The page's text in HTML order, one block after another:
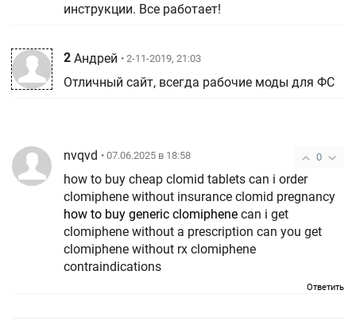
инструкции. Все работает!
2 Андрей • 2-11-2019, 21:03
Отличный сайт, всегда рабочие моды для ФС
0
nvqvd • 07.06.2025 в 18:58
how to buy cheap clomid tablets can i order
clomiphene without insurance clomid pregnancy
how to buy generic clomiphene can i get
clomiphene without a prescription can you get
clomiphene without rx clomiphene
contraindications
Ответить